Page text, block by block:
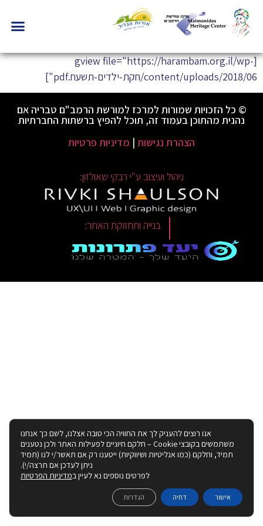
[gview file="https://harambam.org.il/wp-
content/uploads/2018/06/חקת-ילדים-תשעח.pdf"]
© כל הזכויות שמורות למרכז למורשת הרמב"ם טבריה אם
נהנית מהתוכן בעמוד זה, תוכל להפיץ ברשתות החברתיות
הצהרת נגישות | מדיניות פרטיות
ניהול ועיצוב ע"י רבקי שאולזון:
| בנייה ותחזוקת האתר:
אנו רוצים להעניק לך את החוויה הכי טובה אצלנו, לשם כך אנחנו
משתמשים בקובצי Cookie – חלקם חיוניים לפעילות האתר ולכן נטענים
תמיד, וחלקם (כמו אנליטיות ושיווקיות) ייטענו רק אם תאשר/י לנו (תמיד
ניתן לעדכן אם תרצה/י).
לפרטים נוספים נא לעיין במדיניות הפרטיות
אישור דחיה הגדרות